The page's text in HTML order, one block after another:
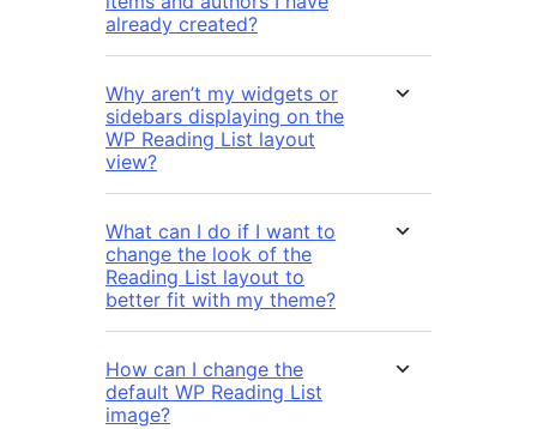
already created?
Why aren’t my widgets or
sidebars displaying on the
WP Reading List layout
view?
What can I do if I want to
change the look of the
Reading List layout to
better fit with my theme?
How can I change the
default WP Reading List
image?